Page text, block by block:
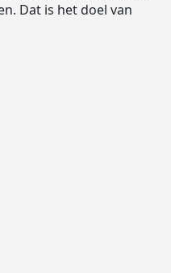
Dat is het doel van